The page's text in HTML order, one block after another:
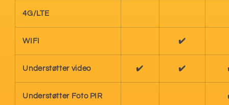
4G/LTE
WIFI ✔️
Understøtter video ✔️ ✔️
Understøtter Foto PIR